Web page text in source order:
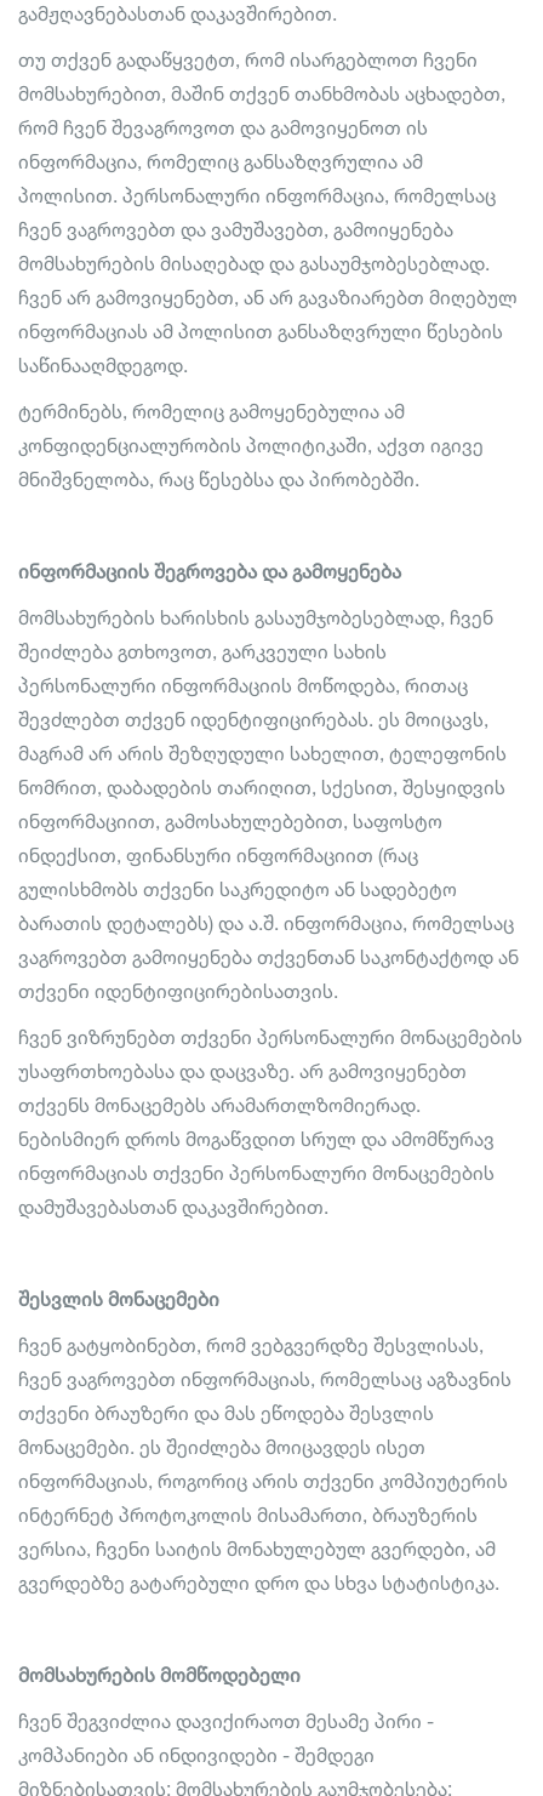
გამჟღავნებასთან დაკავშირებით.
თუ თქვენ გადაწყვეტთ, რომ ისარგებლოთ ჩვენი
მომსახურებით, მაშინ თქვენ თანხმობას აცხადებთ,
რომ ჩვენ შევაგროვოთ და გამოვიყენოთ ის
ინფორმაცია, რომელიც განსაზღვრულია ამ
პოლისით. პერსონალური ინფორმაცია, რომელსაც
ჩვენ ვაგროვებთ და ვამუშავებთ, გამოიყენება
მომსახურების მისაღებად და გასაუმჯობესებლად.
ჩვენ არ გამოვიყენებთ, ან არ გავაზიარებთ მიღებულ
ინფორმაციას ამ პოლისით განსაზღვრული წესების
საწინააღმდეგოდ.
ტერმინებს, რომელიც გამოყენებულია ამ
კონფიდენციალურობის პოლიტიკაში, აქვთ იგივე
მნიშვნელობა, რაც წესებსა და პირობებში.
ინფორმაციის შეგროვება და გამოყენება
მომსახურების ხარისხის გასაუმჯობესებლად, ჩვენ
შეიძლება გთხოვოთ, გარკვეული სახის
პერსონალური ინფორმაციის მოწოდება, რითაც
შევძლებთ თქვენ იდენტიფიცირებას. ეს მოიცავს,
მაგრამ არ არის შეზღუდული სახელით, ტელეფონის
ნომრით, დაბადების თარიღით, სქესით, შესყიდვის
ინფორმაციით, გამოსახულებებით, საფოსტო
ინდექსით, ფინანსური ინფორმაციით (რაც
გულისხმობს თქვენი საკრედიტო ან სადებეტო
ბარათის დეტალებს) და ა.შ. ინფორმაცია, რომელსაც
ვაგროვებთ გამოიყენება თქვენთან საკონტაქტოდ ან
თქვენი იდენტიფიცირებისათვის.
ჩვენ ვიზრუნებთ თქვენი პერსონალური მონაცემების
უსაფრთხოებასა და დაცვაზე. არ გამოვიყენებთ
თქვენს მონაცემებს არამართლზომიერად.
ნებისმიერ დროს მოგაწვდით სრულ და ამომწურავ
ინფორმაციას თქვენი პერსონალური მონაცემების
დამუშავებასთან დაკავშირებით.
შესვლის მონაცემები
ჩვენ გატყობინებთ, რომ ვებგვერდზე შესვლისას,
ჩვენ ვაგროვებთ ინფორმაციას, რომელსაც აგზავნის
თქვენი ბრაუზერი და მას ეწოდება შესვლის
მონაცემები. ეს შეიძლება მოიცავდეს ისეთ
ინფორმაციას, როგორიც არის თქვენი კომპიუტერის
ინტერნეტ პროტოკოლის მისამართი, ბრაუზერის
ვერსია, ჩვენი საიტის მონახულებულ გვერდები, ამ
გვერდებზე გატარებული დრო და სხვა სტატისტიკა.
მომსახურების მომწოდებელი
ჩვენ შეგვიძლია დავიქირაოთ მესამე პირი -
კომპანიები ან ინდივიდები - შემდეგი
მიზნებისათვის: მომსახურების გაუმჯობესება;